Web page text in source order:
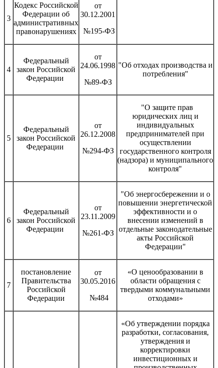
3
Кодекс Российской
Федерации об
административных
правонарушениях
от
30.12.2001
№195-ФЗ
4
Федеральный
закон Российской
Федерации
от
24.06.1998
№89-ФЗ
"Об отходах производства и
потребления"
5
Федеральный
закон Российской
Федерации
от
26.12.2008
№294-ФЗ
"О защите прав
юридических лиц и
индивидуальных
предпринимателей при
осуществлении
государственного контроля
(надзора) и муниципального
контроля"
6
Федеральный
закон Российской
Федерации
от
23.11.2009
№261-ФЗ
"Об энергосбережении и о
повышении энергетической
эффективности и о
внесении изменений в
отдельные законодательные
акты Российской
Федерации"
7
постановление
Правительства
Российской
Федерации
от
30.05.2016
№484
«О ценообразовании в
области обращения с
твердыми коммунальными
отходами»
«Об утверждении порядка
разработки, согласования,
утверждения и
корректировки
инвестиционных и